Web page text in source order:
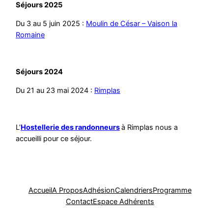
Séjours 2025
Du 3 au 5 juin 2025 : Moulin de César – Vaison la
Romaine
Séjours 2024
Du 21 au 23 mai 2024 : Rimplas
L’Hostellerie des randonneursà Rimplas nous a
accueilli pour ce séjour.
AccueilA ProposAdhésionCalendriersProgramme
ContactEspace Adhérents